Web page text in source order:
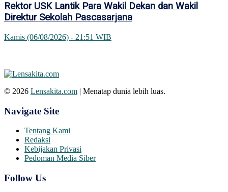
Rektor USK Lantik Para Wakil Dekan dan Wakil
Direktur Sekolah Pascasarjana
Kamis (06/08/2026) - 21:51 WIB
© 2026 Lensakita.com | Menatap dunia lebih luas.
Navigate Site
Tentang Kami
Redaksi
Kebijakan Privasi
Pedoman Media Siber
Follow Us